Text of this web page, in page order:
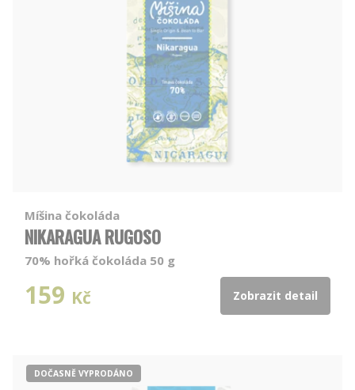
Míšina čokoláda
NIKARAGUA RUGOSO
70% hořká čokoláda 50 g
159 Kč Zobrazit detail
DOČASNĚ VYPRODÁNO